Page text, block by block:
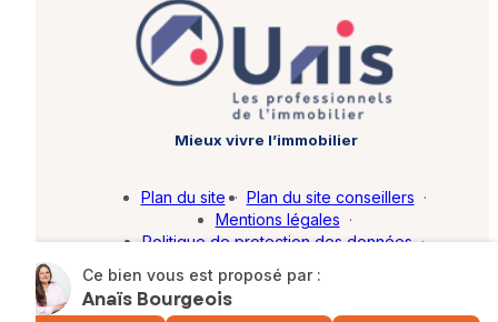
Ce bien vous est proposé par :
Anaïs Bourgeois
Mieux vivre l’immobilier
© SAFTI 2026. Tous droits réservés.
Plan du site · Plan du site conseillers ·
Mentions légales ·
Politique de protection des données ·